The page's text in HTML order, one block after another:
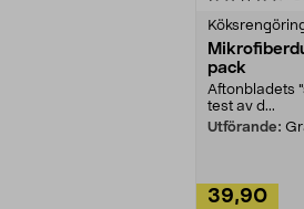
pack
Aftonbladets
test av d...
Utförande:
39,90